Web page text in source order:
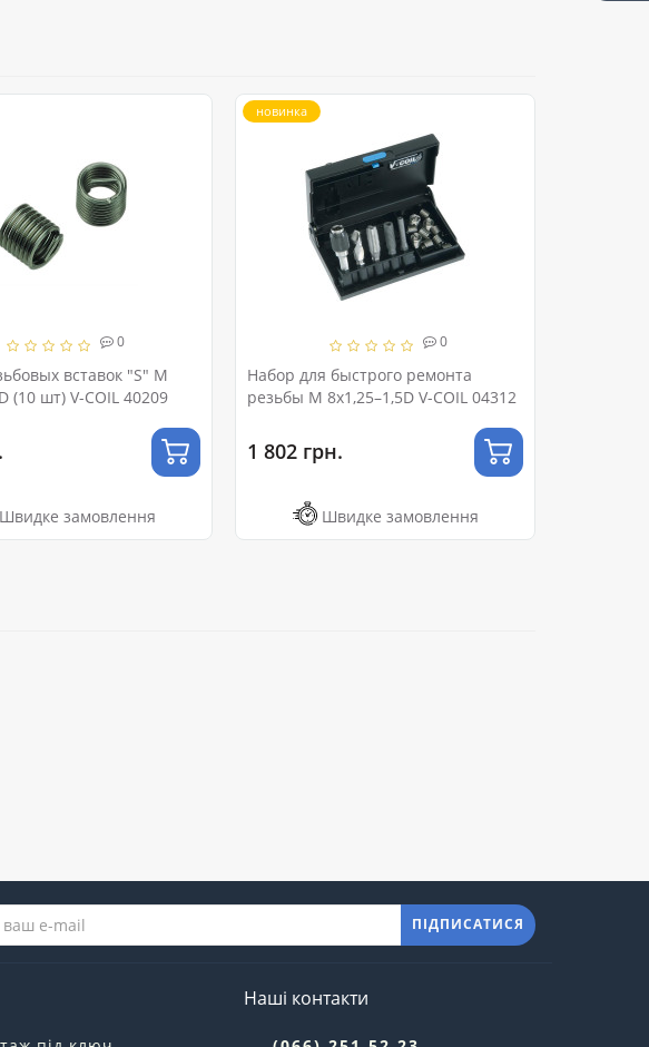
0
вставок "S" M
(10 шт) V-COIL 40209
Швидке замовлення
новинка
0
Набор для быстрого ремонта
резьбы М 8x1,25–1,5D V-COIL 04312
1 802 грн.
Швидке замовлення
ПІДПИСАТИСЯ
Наші контакти